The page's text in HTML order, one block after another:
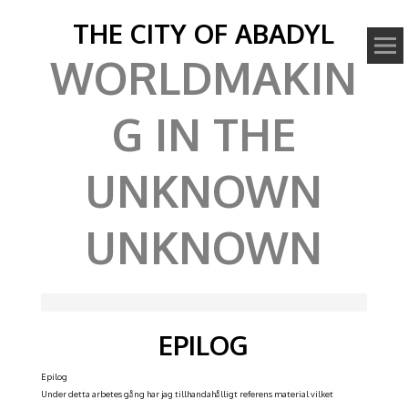
THE CITY OF ABADYL
WORLDMAKIN
G IN THE
UNKNOWN
UNKNOWN
EPILOG
Epilog
Under detta arbetes gång har jag tillhandahålligt referens material vilket